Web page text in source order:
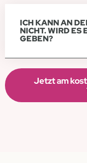
ICH KANN AN
NICHT. WIRD ES
GEBEN?
Jetzt am